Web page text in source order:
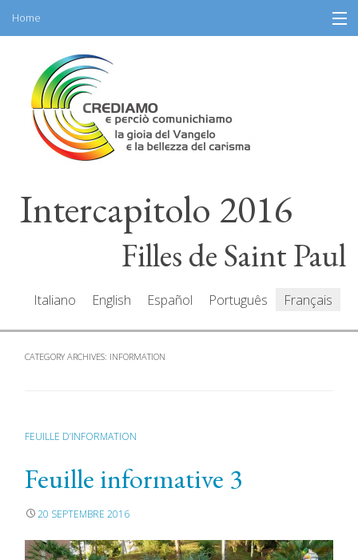
content
Home
Information
Programme
Partecipantes
Intervenants
Ressources
Intercapitolo 2016
Filles de Saint Paul
Italiano English Español Português Français
CATEGORY ARCHIVES: INFORMATION
FEUILLE D’INFORMATION
Feuille informative 3
20 SEPTEMBRE 2016